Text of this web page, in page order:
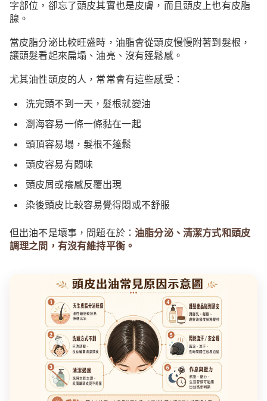
字部位，卻忘了頭皮其實也是皮膚，而且頭皮上也有皮脂
腺。
當皮脂分泌比較旺盛時，油脂會從頭皮慢慢附著到髮根，
讓頭髮看起來扁塌、油亮、沒有蓬鬆感。
尤其油性頭皮的人，常常會有這些感受：
洗完頭不到一天，髮根就變油
瀏海容易一條一條黏在一起
頭頂容易塌，髮根不蓬鬆
頭皮容易有悶味
頭皮屑或癢感反覆出現
染後頭皮比較容易覺得悶或不舒服
但出油不是壞事，問題在於：油脂分泌、清潔方式和頭皮
調理之間，有沒有維持平衡。